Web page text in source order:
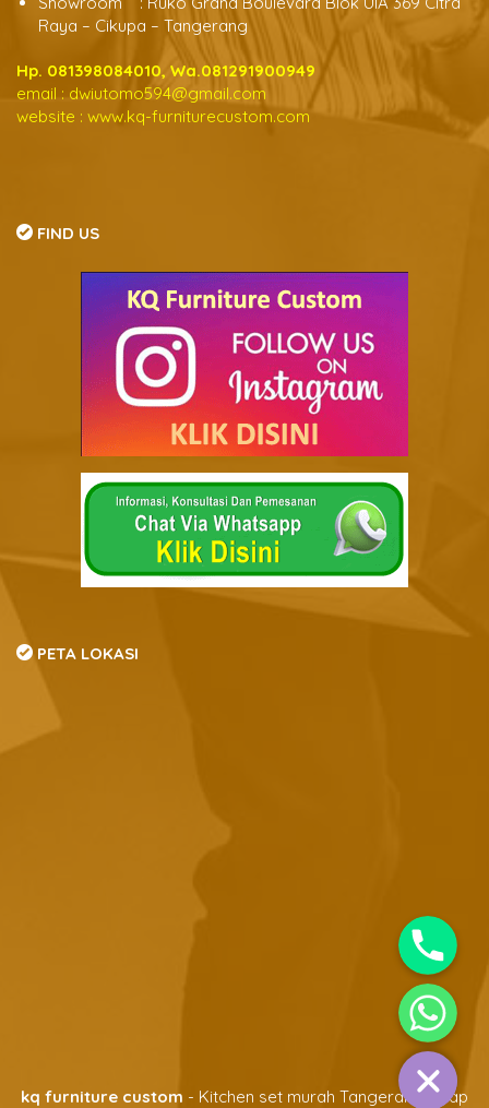
Raya – Cikupa – Tangerang
Hp. 081398084010, Wa.081291900949
email : dwiutomo594@gmail.com
website : www.kq-furniturecustom.com
FIND US
PETA LOKASI
kq furniture custom - Kitchen set murah Tangerang | Siap
Phone
Whatsapp